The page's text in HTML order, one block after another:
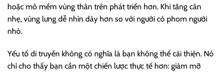
hoặc mô mềm vùng thân trên phát triển hơn. Khi tăng cân
nhẹ, vùng lưng dễ nhìn dày hơn so với người có phom người
nhỏ.
Yếu tố di truyền không có nghĩa là bạn không thể cải thiện. Nó
chỉ cho thấy bạn cần một chiến lược thực tế hơn: giảm mỡ